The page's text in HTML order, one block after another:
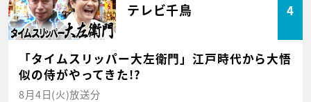
テレビ千鳥 4
「タイムスリッパー大左衛門」江戸時代から大悟
似の侍がやってきた!?
8月4日(火)放送分